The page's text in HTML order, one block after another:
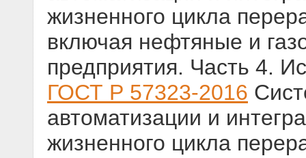
жизненного цикла
включая нефтяные и
предприятия. Часть 4.
ГОСТ Р 57323-2016
автоматизации и
жизненного цикла